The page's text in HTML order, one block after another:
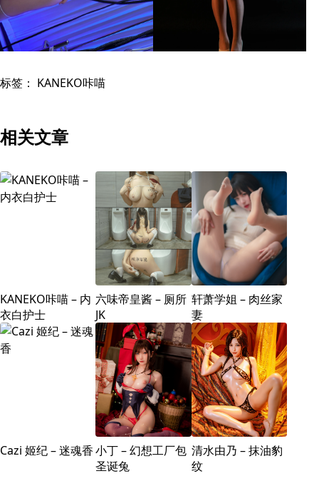
标签： KANEKO咔喵
相关文章
KANEKO咔喵 – 内
衣白护士
六味帝皇酱 – 厕所
JK
轩萧学姐 – 肉丝家
妻
Cazi 姬纪 – 迷魂香小丁 – 幻想工厂包
圣诞兔
清水由乃 – 抹油豹
纹